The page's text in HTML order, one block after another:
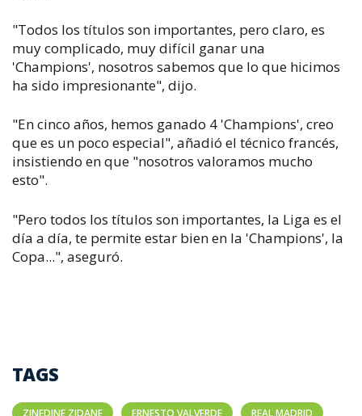
"Todos los títulos son importantes, pero claro, es
muy complicado, muy difícil ganar una
'Champions', nosotros sabemos que lo que hicimos
ha sido impresionante", dijo.
"En cinco años, hemos ganado 4 'Champions', creo
que es un poco especial", añadió el técnico francés,
insistiendo en que "nosotros valoramos mucho
esto".
"Pero todos los títulos son importantes, la Liga es el
día a día, te permite estar bien en la 'Champions', la
Copa...", aseguró.
TAGS
ZINEDINE ZIDANE ERNESTO VALVERDE REAL MADRID